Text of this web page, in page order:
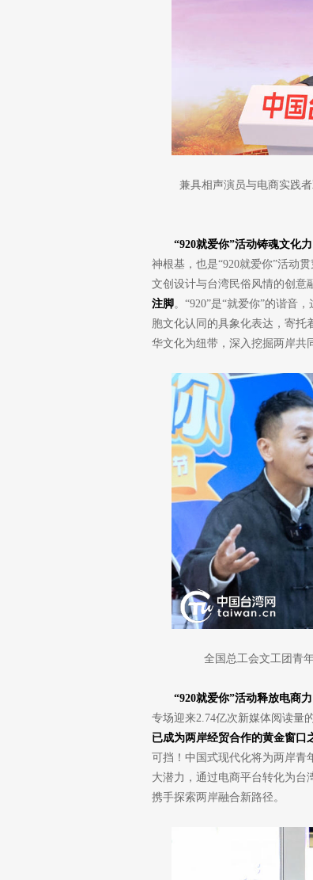
兼具相声演员与电商实践
“920就爱你”活动铸魂文化力
神根基，也是“920就爱你”活动
文创设计与台湾民俗风情的创意
注脚。“920”是“就爱你”的谐音
胞文化认同的具象化表达，寄托
华文化为纽带，深入挖掘两岸共
全国总工会文工团青
“920就爱你”活动释放电商力
专场迎来2.74亿次新媒体阅读量
已成为两岸经贸合作的黄金窗口
可挡！中国式现代化将为两岸青
大潜力，通过电商平台转化为台
携手探索两岸融合新路径。